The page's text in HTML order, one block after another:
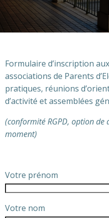
Formulaire d’inscription
associations de Parents
pratiques, réunions
d’activité et assemblées
(conformité RGPD, option
moment)
Votre prénom
Votre nom